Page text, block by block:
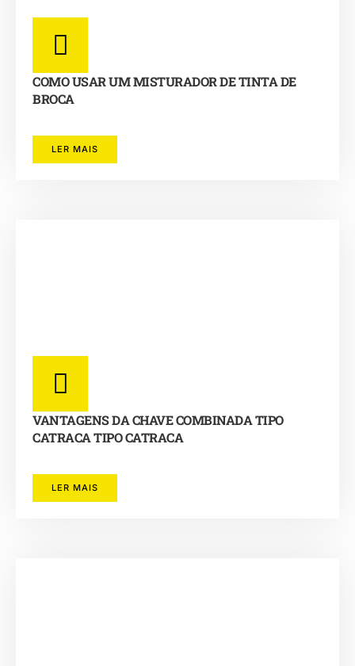
COMO USAR UM MISTURADOR DE TINTA DE
BROCA
LER MAIS
VANTAGENS DA CHAVE COMBINADA TIPO
CATRACA TIPO CATRACA
LER MAIS